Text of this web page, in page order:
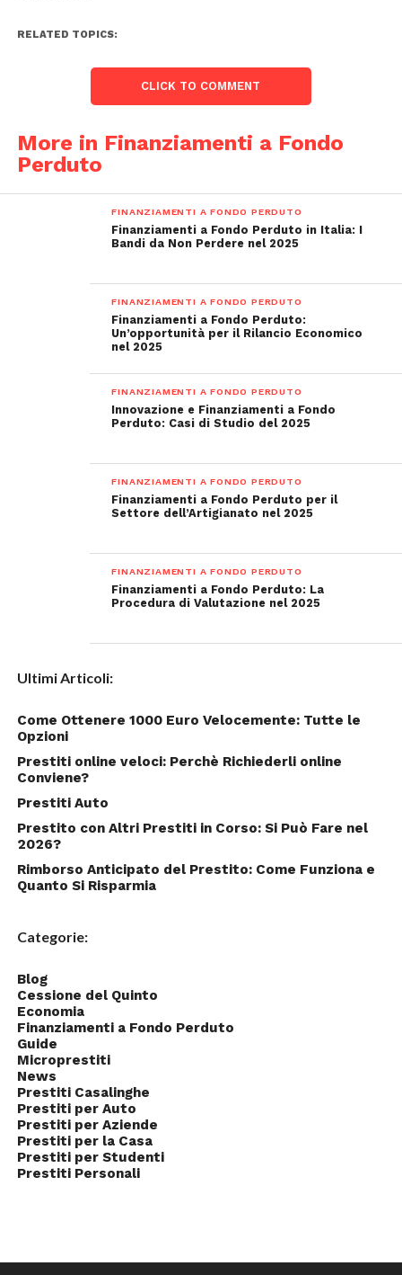
RELATED TOPICS:
CLICK TO COMMENT
More in Finanziamenti a Fondo
Perduto
FINANZIAMENTI A FONDO PERDUTO
Finanziamenti a Fondo Perduto in Italia: I
Bandi da Non Perdere nel 2025
FINANZIAMENTI A FONDO PERDUTO
Finanziamenti a Fondo Perduto:
Un’opportunità per il Rilancio Economico
nel 2025
FINANZIAMENTI A FONDO PERDUTO
Innovazione e Finanziamenti a Fondo
Perduto: Casi di Studio del 2025
FINANZIAMENTI A FONDO PERDUTO
Finanziamenti a Fondo Perduto per il
Settore dell’Artigianato nel 2025
FINANZIAMENTI A FONDO PERDUTO
Finanziamenti a Fondo Perduto: La
Procedura di Valutazione nel 2025
Ultimi Articoli:
Come Ottenere 1000 Euro Velocemente: Tutte le
Opzioni
Prestiti online veloci: Perchè Richiederli online
Conviene?
Prestiti Auto
Prestito con Altri Prestiti in Corso: Si Può Fare nel
2026?
Rimborso Anticipato del Prestito: Come Funziona e
Quanto Si Risparmia
Categorie:
Blog
Cessione del Quinto
Economia
Finanziamenti a Fondo Perduto
Guide
Microprestiti
News
Prestiti Casalinghe
Prestiti per Auto
Prestiti per Aziende
Prestiti per la Casa
Prestiti per Studenti
Prestiti Personali